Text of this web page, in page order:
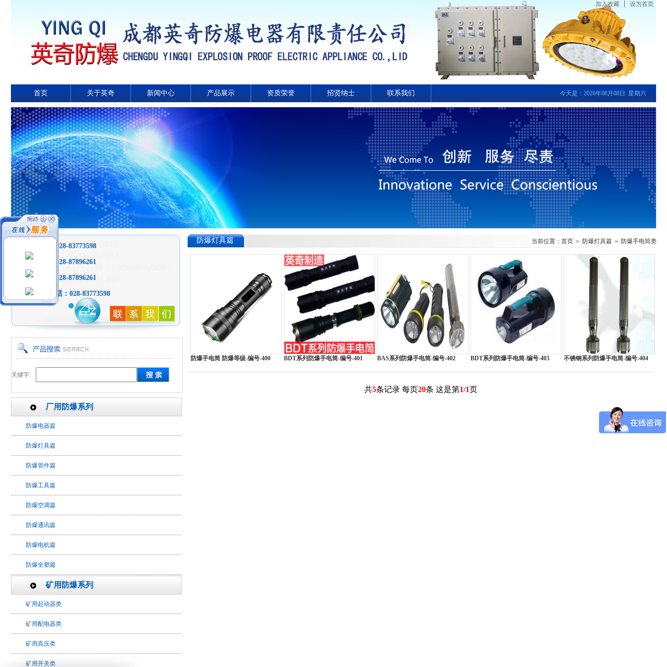
加入收藏 设为首页
首页 关于英奇 新闻中心 产品展示 资质荣誉 招贤纳士 联系我们 今天是：2026年08月08日 星期六
：028-83773598
销售热线：028-87896261
投诉热线：028-87896261
全天免费电话： 028-83773598
关键字:
厂用防爆系列
防爆电器篇
防爆灯具篇
防爆管件篇
防爆工具篇
防爆空调篇
防爆通讯篇
防爆电机篇
防爆全塑篇
矿用防爆系列
矿用起动器类
矿用配电器类
矿用高压类
矿用开关类
防爆灯具篇 当前位置：首页 ＞ 防爆灯具篇 ＞ 防爆手电筒类
防爆手电筒 防爆等级-编号-400 BDT系列防爆手电筒-编号-401 BAS系列防爆手电筒-编号-402 BDT系列防爆手电筒-编号-403 不锈钢系列防爆手电筒-编号-404
共5条记录 每页20条 这是第1/1页